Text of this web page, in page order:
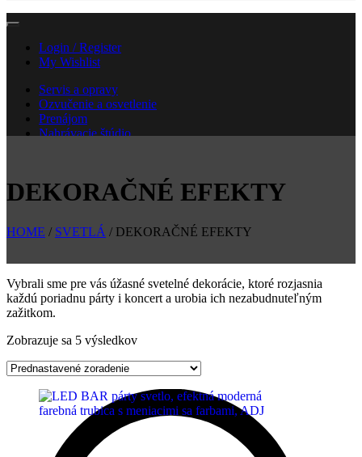
Login / Register
My Wishlist
Servis a opravy
Ozvučenie a osvetlenie
Prenájom
Nahrávacie štúdio
DEKORAČNÉ EFEKTY
HOME / SVETLÁ / DEKORAČNÉ EFEKTY
Vybrali sme pre vás úžasné svetelné dekorácie, ktoré rozjasnia
každú poriadnu párty i koncert a urobia ich nezabudnuteľným
zažitkom.
Zobrazuje sa 5 výsledkov